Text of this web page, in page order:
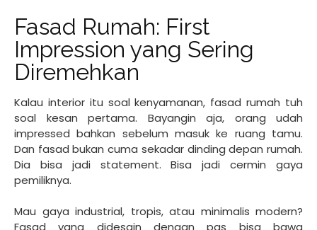
Fasad Rumah: First
Impression yang Sering
Diremehkan
Kalau interior itu soal kenyamanan, fasad rumah tuh
soal kesan pertama. Bayangin aja, orang udah
impressed bahkan sebelum masuk ke ruang tamu.
Dan fasad bukan cuma sekadar dinding depan rumah.
Dia bisa jadi statement. Bisa jadi cermin gaya
pemiliknya.
Mau gaya industrial, tropis, atau minimalis modern?
Fasad yang didesain dengan pas bisa bawa